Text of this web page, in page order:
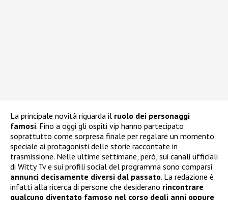
La principale novità riguarda il ruolo dei personaggi
famosi. Fino a oggi gli ospiti vip hanno partecipato
soprattutto come sorpresa finale per regalare un momento
speciale ai protagonisti delle storie raccontate in
trasmissione. Nelle ultime settimane, però, sui canali ufficiali
di Witty Tv e sui profili social del programma sono comparsi
annunci decisamente diversi dal passato. La redazione è
infatti alla ricerca di persone che desiderano rincontrare
qualcuno diventato famoso nel corso degli anni oppure